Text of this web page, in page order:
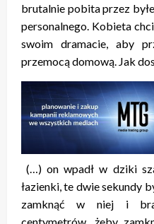
brutalnie pobita przez
personalnego. Kobieta
swoim dramacie, aby
przemocą domową. Jak
(…) on wpadł w dziki
łazienki, te dwie sekundy
zamknąć w niej i